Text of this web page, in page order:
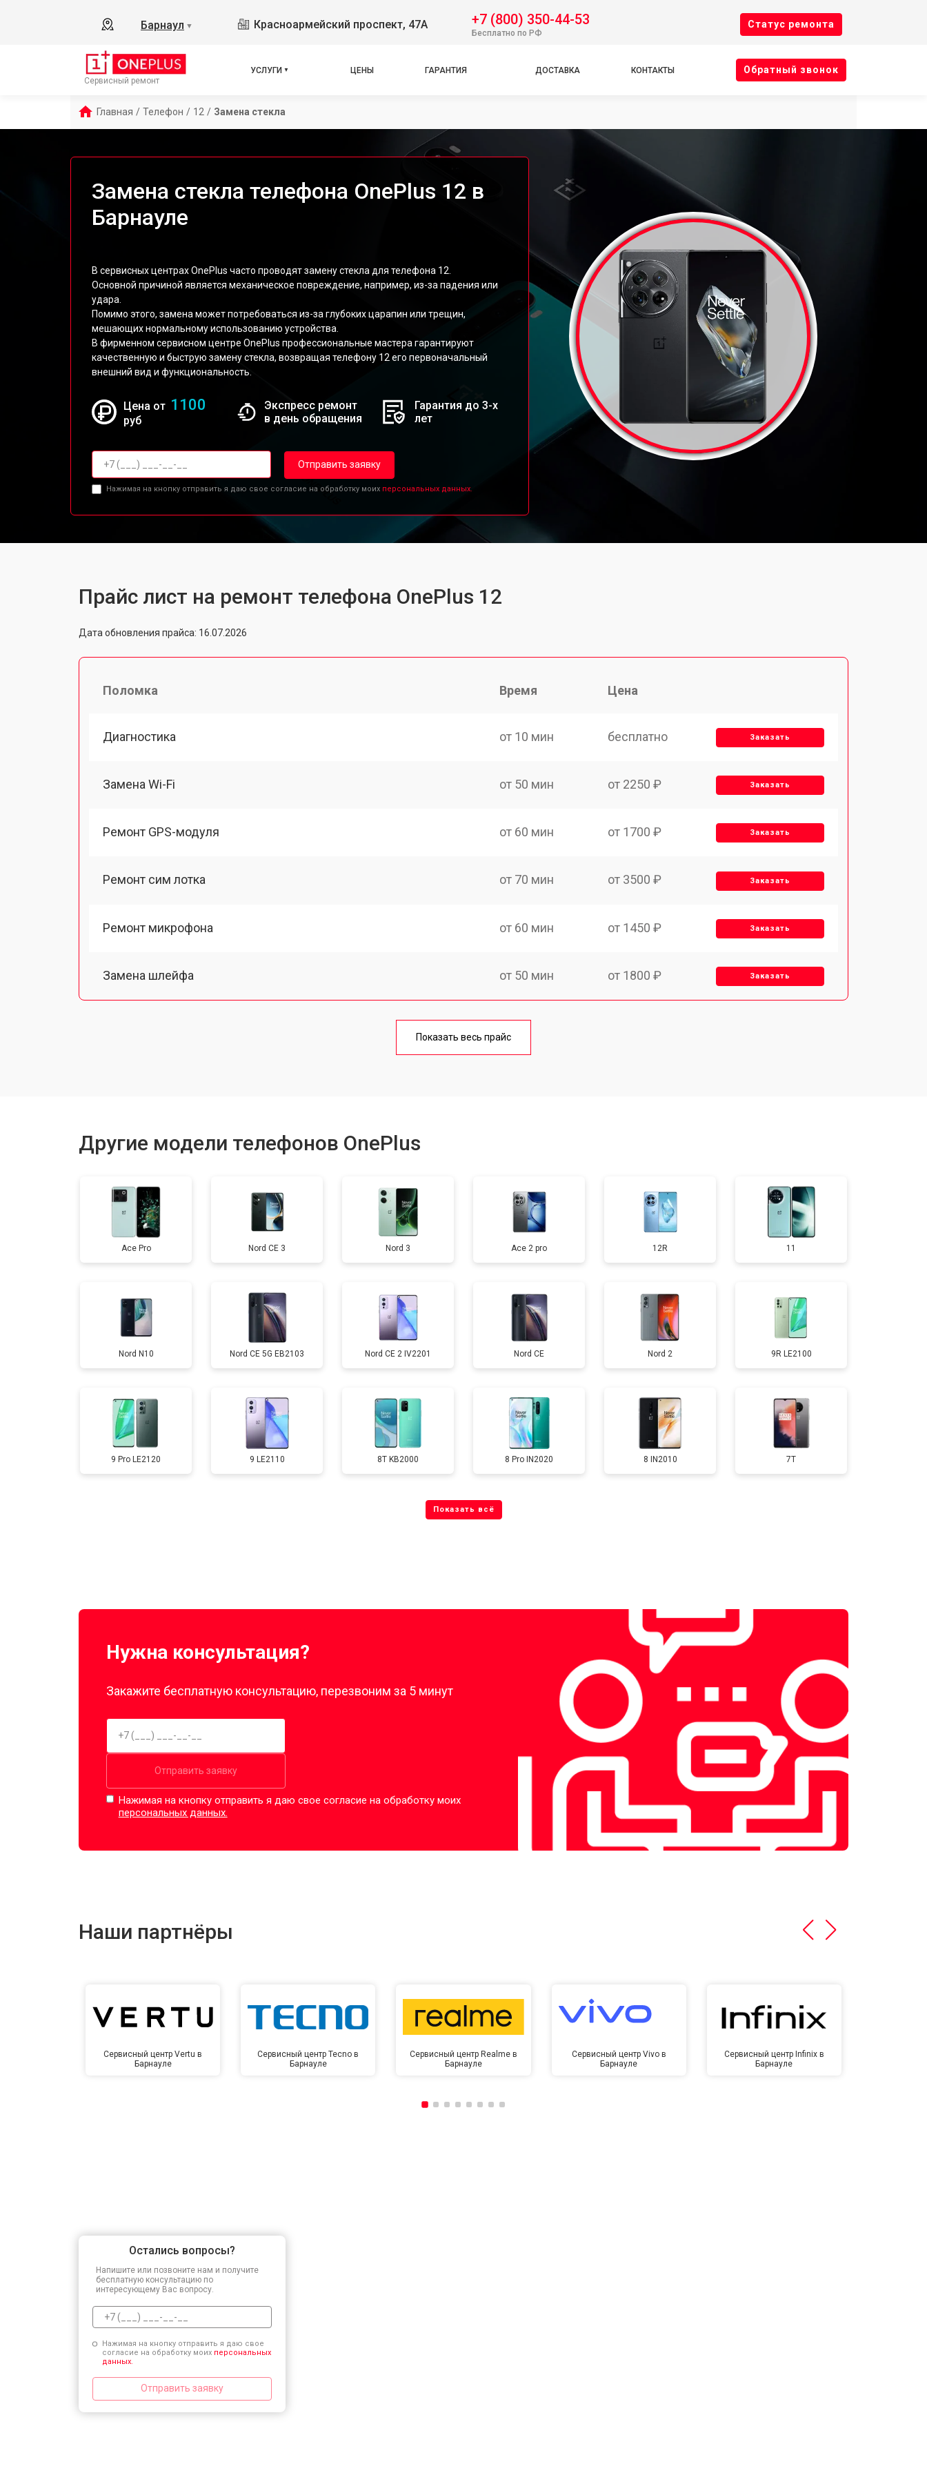
Барнаул ▼ Красноармейский проспект, 47А +7 (800) 350-44-53
Бесплатно по РФ
Cтатус ремонта
Сервисный ремонт
УСЛУГИ ЦЕНЫ ГАРАНТИЯ ДОСТАВКА КОНТАКТЫ Oбратный звонок
Главная / Телефон / 12 / Замена стекла
Замена стекла телефона OnePlus 12 в
Барнауле
В сервисных центрах OnePlus часто проводят замену стекла для телефона 12.
Основной причиной является механическое повреждение, например, из-за падения или
удара.
Помимо этого, замена может потребоваться из-за глубоких царапин или трещин,
мешающих нормальному использованию устройства.
В фирменном сервисном центре OnePlus профессиональные мастера гарантируют
качественную и быструю замену стекла, возвращая телефону 12 его первоначальный
внешний вид и функциональность.
Цена от 1100
руб
Экспресс ремонт
в день обращения
Гарантия до 3-х
лет
Отправить заявку
Нажимая на кнопку отправить я даю свое согласие на обработку моих персональных данных.
Прайс лист на ремонт телефона OnePlus 12
Дата обновления прайса: 16.07.2026
Поломка Время Цена
Диагностика от 10 мин бесплатно Заказать
Замена Wi-Fi от 50 мин от 2250 ₽ Заказать
Ремонт GPS-модуля от 60 мин от 1700 ₽ Заказать
Ремонт сим лотка от 70 мин от 3500 ₽ Заказать
Ремонт микрофона от 60 мин от 1450 ₽ Заказать
Замена шлейфа от 50 мин от 1800 ₽ Заказать
от 70 мин
Замена дисплея (экрана) от 80 мин от 2700 ₽ Заказать
Замена аккумулятора от 40 мин от 950 ₽ Заказать
Замена кнопки включения от 70 мин от 1750 ₽ Заказать
Ремонт цепи питания от 60 мин от 3200 ₽ Заказать
Ремонт динамика от 60 мин от 1400 ₽ Заказать
Показать весь прайс
Другие модели телефонов OnePlus
Ace Pro Nord CE 3 Nord 3 Ace 2 pro 12R 11
Nord N10 Nord CE 5G EB2103 Nord CE 2 IV2201 Nord CE Nord 2 9R LE2100
9 Pro LE2120 9 LE2110 8T KB2000 8 Pro IN2020 8 IN2010 7T
Нужна консультация?
Закажите бесплатную консультацию, перезвоним за 5 минут
Отправить заявку
Нажимая на кнопку отправить я даю свое согласие на обработку моих
персональных данных.
Наши партнёры
Сервисный центр Vertu в
Барнауле
Сервисный центр Tecno в
Барнауле
Сервисный центр Realme в
Барнауле
Сервисный центр Vivo в
Барнауле
Сервисный центр Infinix в
Барнауле
Остались вопросы?
Напишите или позвоните нам и получите
бесплатную консультацию по
интересующему Вас вопросу.
Нажимая на кнопку отправить я даю свое
согласие на обработку моих персональных
данных.
Отправить заявку